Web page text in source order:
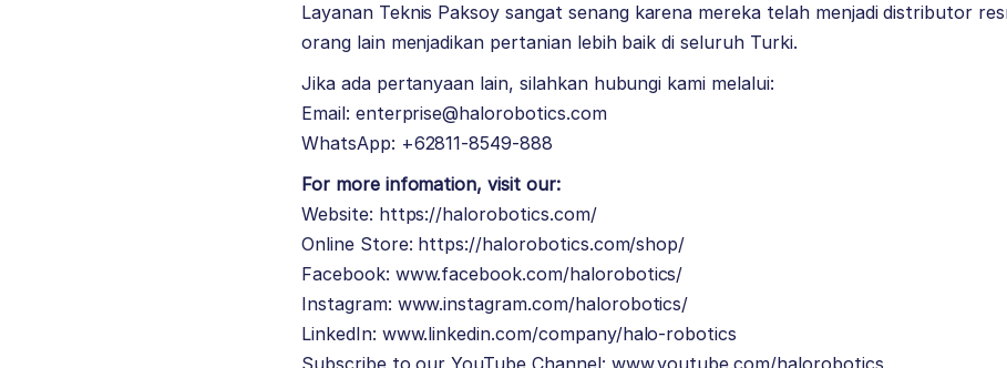
Layanan Teknis Paksoy sangat senang karena mereka telah menjadi distributor
orang lain menjadikan pertanian lebih baik di seluruh Turki.
Jika ada pertanyaan lain, silahkan hubungi kami melalui:
Email: enterprise@halorobotics.com
WhatsApp: +62811-8549-888
For more infomation, visit our:
Website: https://halorobotics.com/
Online Store: https://halorobotics.com/shop/
Facebook: www.facebook.com/halorobotics/
Instagram: www.instagram.com/halorobotics/
LinkedIn: www.linkedin.com/company/halo-robotics
Subscribe to our YouTube Channel: www.youtube.com/halorobotics